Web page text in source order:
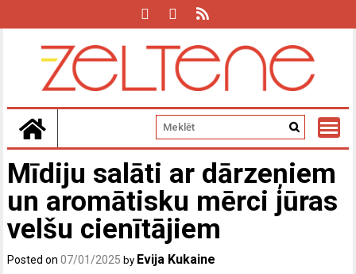
Mīdiju salāti ar dārzeņiem
un aromātisku mērci jūras
velšu cienītājiem
Posted on07/01/2025 by Evija Kukaine